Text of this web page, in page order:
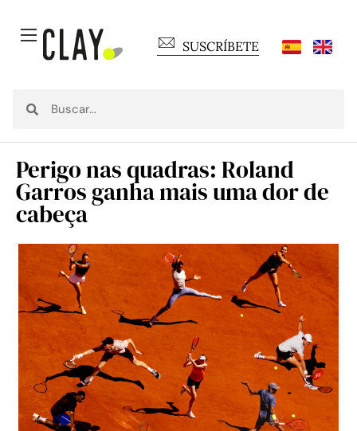
SUSCRÍBETE
Perigo nas quadras: Roland
Garros ganha mais uma dor de
cabeça